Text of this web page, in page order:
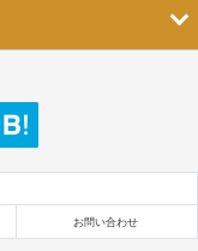
お問い合わせ